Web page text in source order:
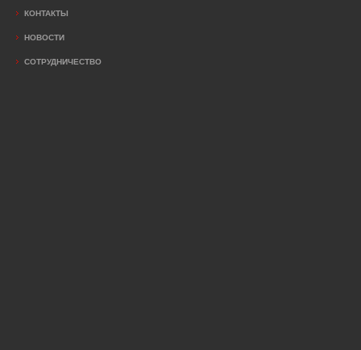
КОНТАКТЫ
НОВОСТИ
СОТРУДНИЧЕСТВО